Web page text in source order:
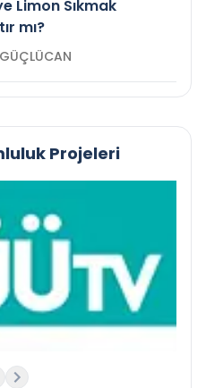
Limon Sıkmak
mı?
Zeynep GÜÇLÜCAN
Projeleri